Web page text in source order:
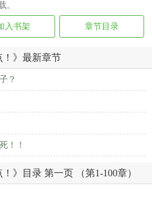
。
入书架 章节目录
！》最新章节
？
！！
》目录 第一页 （第1-100章）